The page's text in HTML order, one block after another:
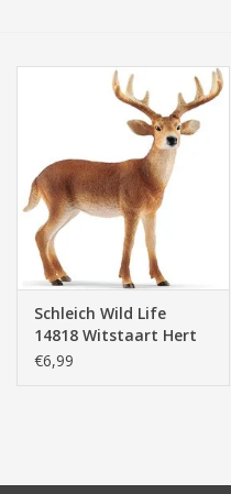
Elektra
Baby & Peuter
Speelgoed & hobby
Cadeau & feest
Schleich Wild Life
14818 Witstaart Hert
€6,99